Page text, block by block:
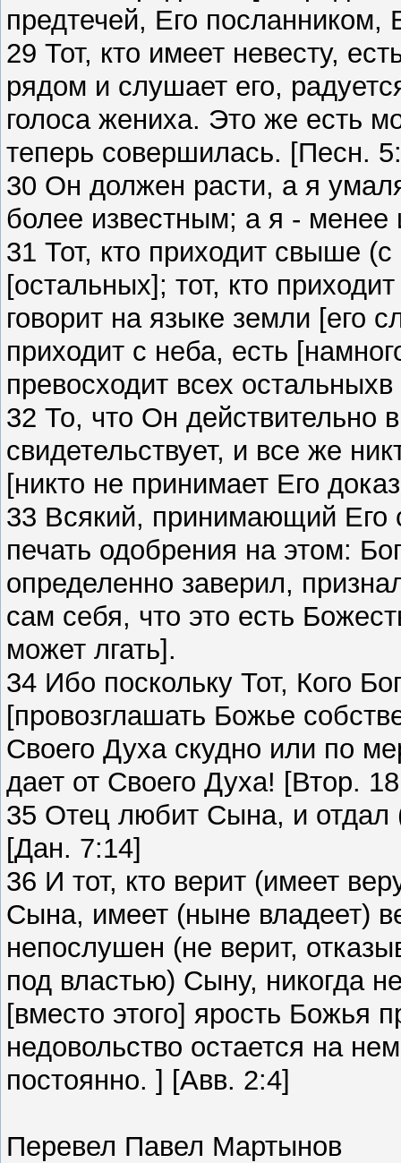
предтечей, Его
29 Тот, кто имеет невесту,
рядом и слушает его,
голоса жениха. Это же есть
теперь совершилась. [Песн.
30 Он должен расти, а я
более известным; а я - менее
31 Тот, кто приходит свыше
[остальных]; тот, кто
говорит на языке земли [его
приходит с неба, есть
превосходит всех
32 То, что Он действительно
свидетельствует, и все же
[никто не принимает Его
33 Всякий, принимающий Его
печать одобрения на этом:
определенно заверил,
сам себя, что это есть
может лгать].
34 Ибо поскольку Тот, Кого
[провозглашать Божье
Своего Духа скудно или по
дает от Своего Духа! [Втор.
35 Отец любит Сына, и отдал
[Дан. 7:14]
36 И тот, кто верит (имеет
Сына, имеет (ныне владеет)
непослушен (не верит,
под властью) Сыну, никогда
[вместо этого] ярость Божья
недовольство остается на
постоянно. ] [Авв. 2:4]
Перевел Павел Мартынов